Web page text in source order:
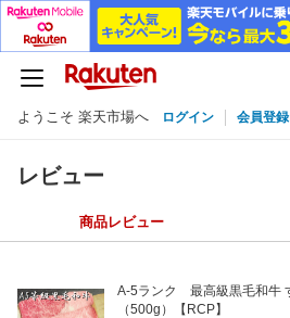
ようこそ 楽天市場へ ログイン 会員登録
レビュー
商品レビュー
A-5ランク 最高級黒毛和牛
（500g）【RCP】